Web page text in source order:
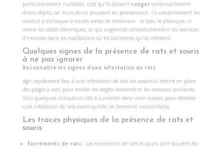
particulièrement nuisibles, c’est qu’ils doivent ronger continuellement
divers objets, car leurs dents poussent en permanence. Ce comportement les
conduit à s’attaquer à toutes sortes de matériaux : le bois, le plastique, et
même les câbles électriques, ce qui augmente considérablement les menaces
d’incendie dans les habitations ou les bâtiments qu’ils infestent.
Quelques signes de la présence de rats et souris
à ne pas ignorer
Reconnaître les signes d’une infestation de rats
Agir rapidement face à une infestation de rats est essentiel mettre en place
des pièges à rats, pour limiter les dégâts matériels et les menaces sanitaires.
Voici quelques indicateurs clés à surveiller dans votre maison pour détecter
une infestation de rats avant qu’elle ne devienne incontrôlable
Les traces physiques de la présence de rats et
souris
Excréments de rats : Les excréments de rats et souris sont souvent les